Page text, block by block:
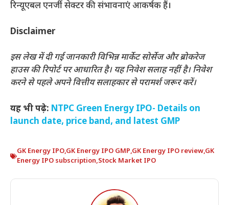
रिन्यूएबल एनर्जी सेक्टर की संभावनाएं आकर्षक हैं।
Disclaimer
इस लेख में दी गई जानकारी विभिन्न मार्केट सोर्सेज और ब्रोकरेज
हाउस की रिपोर्ट पर आधारित है। यह निवेश सलाह नहीं है। निवेश
करने से पहले अपने वित्तीय सलाहकार से परामर्श जरूर करें।
यह भी पढ़े: NTPC Green Energy IPO- Details on
launch date, price band, and latest GMP
GK Energy IPO,GK Energy IPO GMP,GK Energy IPO review,GK
Energy IPO subscription,Stock Market IPO